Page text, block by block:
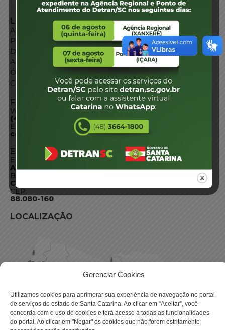
Gerenciar Cookies
Utilizamos cookies para aprimorar sua experiência de navegação no portal
de serviços do estado de Santa Catarina. Ao clicar em “Aceitar”, você
concorda com o uso de cookies e terá acesso a todas as funcionalidades
do portal. Ao clicar em "Negar" os cookies que não forem estritamente
LINKS EXTERNOS
Agência de Notícias
Portal de Serviços
Diário Oficial
Acesso à Informação
Órgãos do Governo
Conheça SC
FALE CONOSCO
WhatsApp:
(48) 3664-1800
E-mail:
centraldeinformacoes@detran.sc.gov.br
ENDEREÇO
Endereço:
Av. Almirante Tamandaré - 480
Bairro:
Coqueiros, Florianópolis SC
CEP:
88.080-160
LOCALIZAÇÃO